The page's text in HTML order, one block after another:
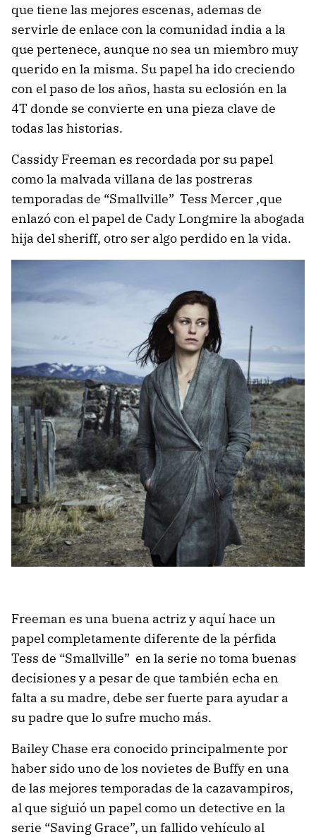
que tiene las mejores escenas, ademas de
servirle de enlace con la comunidad india a la
que pertenece, aunque no sea un miembro muy
querido en la misma. Su papel ha ido creciendo
con el paso de los años, hasta su eclosión en la
4T donde se convierte en una pieza clave de
todas las historias.
Cassidy Freeman es recordada por su papel
como la malvada villana de las postreras
temporadas de “Smallville” Tess Mercer ,que
enlazó con el papel de Cady Longmire la abogada
hija del sheriff, otro ser algo perdido en la vida.
Freeman es una buena actriz y aquí hace un
papel completamente diferente de la pérfida
Tess de “Smallville” en la serie no toma buenas
decisiones y a pesar de que también echa en
falta a su madre, debe ser fuerte para ayudar a
su padre que lo sufre mucho más.
Bailey Chase era conocido principalmente por
haber sido uno de los novietes de Buffy en una
de las mejores temporadas de la cazavampiros,
al que siguió un papel como un detective en la
serie “Saving Grace”, un fallido vehículo al